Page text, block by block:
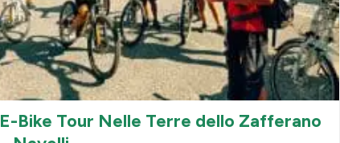
E-Bike Tour Nelle Terre dello Zafferano